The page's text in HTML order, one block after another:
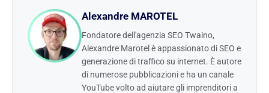
Alexandre MAROTEL
Fondatore dell'agenzia SEO Twaino,
Alexandre Marotel è appassionato di SEO e
generazione di traffico su internet. È autore
di numerose pubblicazioni e ha un canale
YouTube volto ad aiutare gli imprenditori a